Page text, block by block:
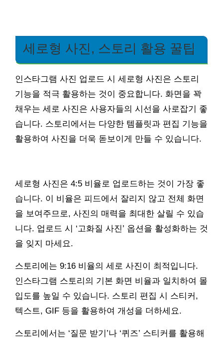
세로형 사진, 스토리 활용 꿀팁
인스타그램 사진 업로드 시 세로형 사진은 스토리
기능을 적극 활용하는 것이 중요합니다. 화면을 꽉
채우는 세로 사진은 사용자들의 시선을 사로잡기 좋
습니다. 스토리에서는 다양한 템플릿과 편집 기능을
활용하여 사진을 더욱 돋보이게 만들 수 있습니다.
세로형 사진은 4:5 비율로 업로드하는 것이 가장 좋
습니다. 이 비율은 피드에서 잘리지 않고 전체 화면
을 보여주므로, 사진의 매력을 최대한 살릴 수 있습
니다. 업로드 시 ‘고화질 사진’ 옵션을 활성화하는 것
을 잊지 마세요.
스토리에는 9:16 비율의 세로 사진이 최적입니다.
인스타그램 스토리의 기본 화면 비율과 일치하여 몰
입도를 높일 수 있습니다. 스토리 편집 시 스티커,
텍스트, GIF 등을 활용하여 개성을 더하세요.
스토리에서는 ‘질문 받기’나 ‘퀴즈’ 스티커를 활용해